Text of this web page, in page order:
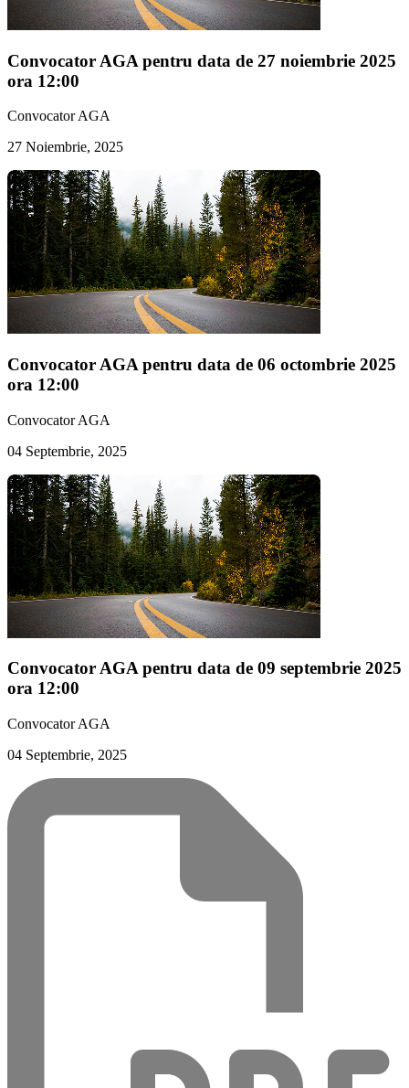
Convocator AGA pentru data de 27 noiembrie 2025
ora 12:00
Convocator AGA
27 Noiembrie, 2025
Convocator AGA pentru data de 06 octombrie 2025
ora 12:00
Convocator AGA
04 Septembrie, 2025
Convocator AGA pentru data de 09 septembrie 2025
ora 12:00
Convocator AGA
04 Septembrie, 2025